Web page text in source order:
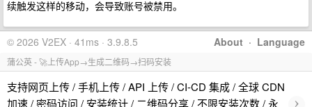
续触发这样的移动，会导致账号被禁用。
About · Language
© 2026 V2EX · 41ms · 3.9.8.5
蒲公英 - 🚀上传App→生成二维码→扫码安装
支持网页上传 / 手机上传 / API 上传 / CI-CD 集成 / 全球 CDN
加速 / 密码访问 / 安装统计 / 二维码分享 / 不限安装次数 / 永
›